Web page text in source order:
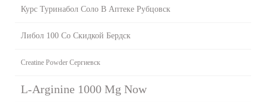
Курс Туринабол Соло В Аптеке Рубцовск
Либол 100 Со Скидкой Бердск
Creatine Powder Сергиевск
L-Arginine 1000 Mg Now